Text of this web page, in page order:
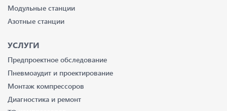
Модульные станции
Азотные станции
УСЛУГИ
Предпроектное обследование
Пневмоаудит и проектирование
Монтаж компрессоров
Диагностика и ремонт